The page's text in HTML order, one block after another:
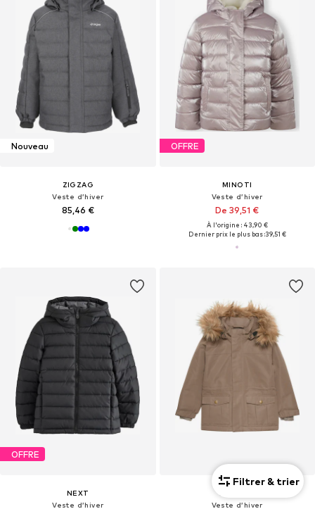
Nouveau
ZIGZAG
Veste d’hiver
85,46 €
OFFRE
MINOTI
Veste d’hiver
De 39,51 €
À l'origine : 43,90 €
Dernier prix le plus bas :39,51 €
OFFRE
NEXT
Veste d’hiver
Veste d’hiver
Filtrer & trier